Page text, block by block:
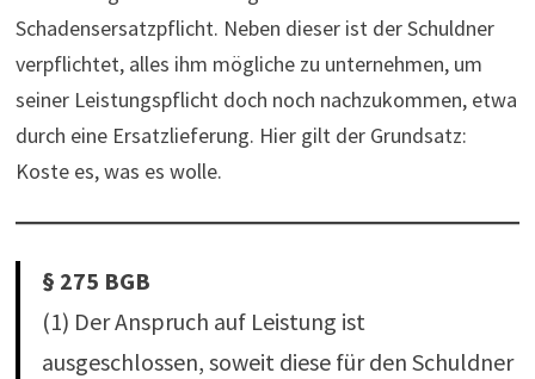
Schadensersatzpflicht. Neben dieser ist der Schuldner
verpflichtet, alles ihm mögliche zu unternehmen, um
seiner Leistungspflicht doch noch nachzukommen, etwa
durch eine Ersatzlieferung. Hier gilt der Grundsatz:
Koste es, was es wolle.
§ 275 BGB
(1) Der Anspruch auf Leistung ist
ausgeschlossen, soweit diese für den Schuldner